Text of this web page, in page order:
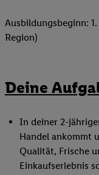
Ausbildungsbeginn:
Region)
Deine
In deiner 2-
Handel ankommt
Qualität, Frische
Einkaufserlebnis